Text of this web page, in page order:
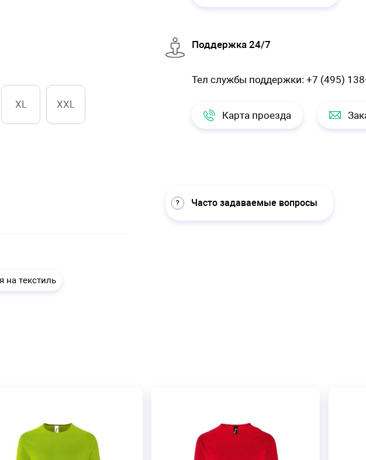
XL XXL
на текстиль
Поддержка 24/7
Тел службы поддержки: +7 (495)
Карта проезда
Часто задаваемые вопросы